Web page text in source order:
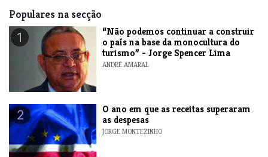
Populares na secção
1
“Não podemos continuar a construir
o país na base da monocultura do
turismo” - Jorge Spencer Lima
ANDRÉ AMARAL
2
O ano em que as receitas superaram
as despesas
JORGE MONTEZINHO